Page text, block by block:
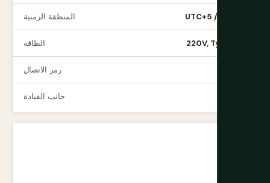
المنطقة الزمنية UTC+5 / UTC+6
الطاقة 220V, Type C/F
رمز الاتصال
جانب القيادة